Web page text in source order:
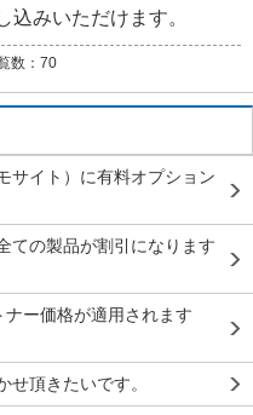
込みいただけます。
数： 70
サイト）に有料オプション
ての製品が割引になります
ー価格が適用されます
頂きたいです。